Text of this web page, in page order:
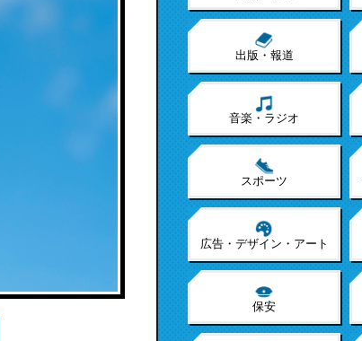
出版・報道
音楽・ラジオ
スポーツ
広告・デザイン・アート
保安